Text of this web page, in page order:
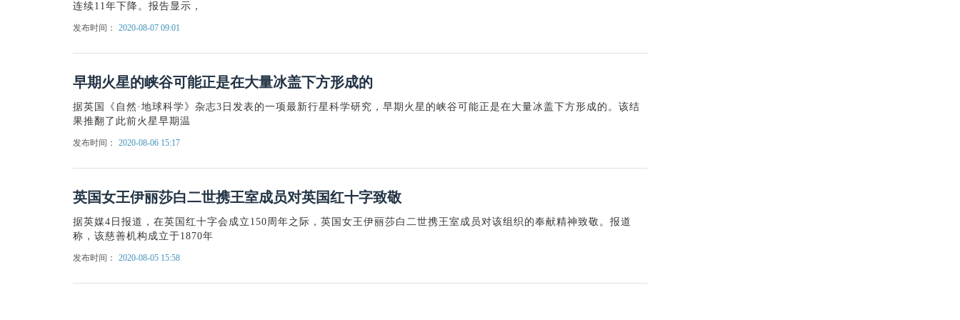
连续11年下降。报告显示，
发布时间： 2020-08-07 09:01
早期火星的峡谷可能正是在大量冰盖下方形成的
据英国《自然·地球科学》杂志3日发表的一项最新行星科学研究，早期火星的峡谷可能正是在大量冰盖下方形成的。该结
果推翻了此前火星早期温
发布时间： 2020-08-06 15:17
英国女王伊丽莎白二世携王室成员对英国红十字致敬
据英媒4日报道，在英国红十字会成立150周年之际，英国女王伊丽莎白二世携王室成员对该组织的奉献精神致敬。报道
称，该慈善机构成立于1870年
发布时间： 2020-08-05 15:58